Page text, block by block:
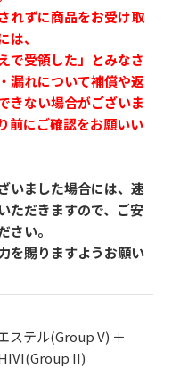
れずに商品をお受け取
は、
で受領した」とみなさ
漏れについて補償や返
きない場合がございま
前にご確認をお願いい
いました場合には、速
ただきますので、ご安
さい。
を賜りますようお願い
ステル(Group V) ＋
II)